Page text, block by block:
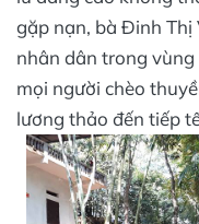
gặp nạn, bà Đinh Thị
nhân dân trong
mọi người chèo
lương thảo đến tiếp